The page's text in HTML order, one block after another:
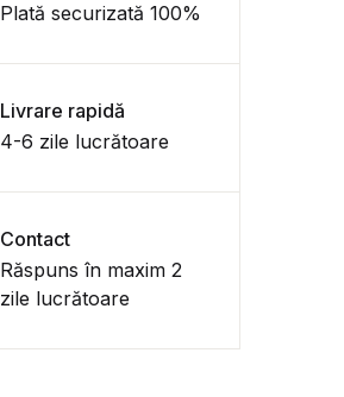
Plată securizată 100%
Livrare rapidă
4-6 zile lucrătoare
Contact
Răspuns în maxim 2
zile lucrătoare